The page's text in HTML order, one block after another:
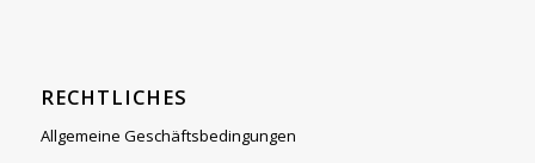
RECHTLICHES
Allgemeine Geschäftsbedingungen